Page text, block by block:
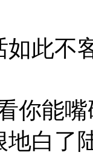
如此不
你能
地白了